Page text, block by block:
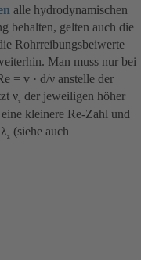
alle hydrodynamischen
behalten, gelten auch die
Rohrreibungsbeiwerte
Man muss nur bei
= v · d/ν anstelle der
νz der jeweiligen höher
kleinere Re-Zahl und
z
(siehe auch